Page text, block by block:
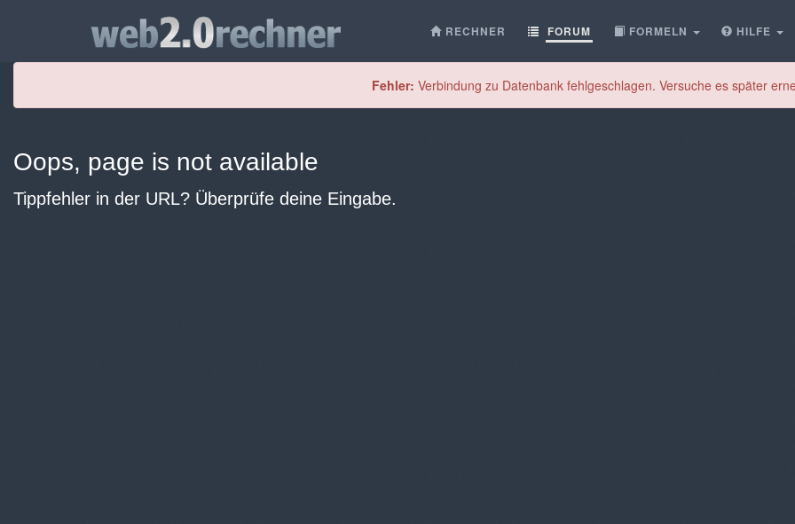
RECHNER FORUM FORMELN HILFE
Fehler: Verbindung zu Datenbank fehlgeschlagen. Versuche es später
Oops, page is not available
Tippfehler in der URL? Überprüfe deine Eingabe.